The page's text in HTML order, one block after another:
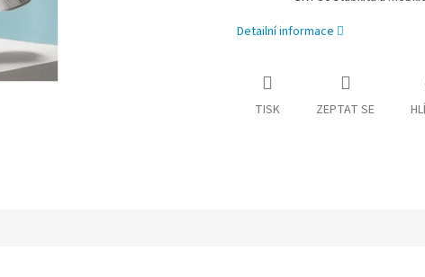
Detailní informace
TISK ZEPTAT SE